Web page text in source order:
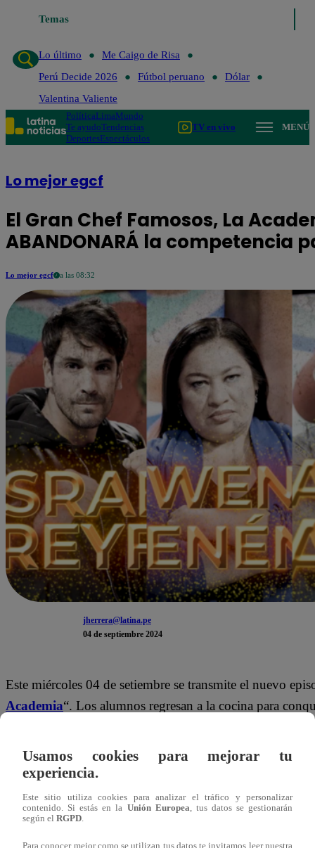
Temas
Lo último Me Caigo de Risa
Lo último
Me Caigo de Risa
Perú Decide 2026
Fútbol peruano
Dólar
Valentina Valiente
PolíticaLimaMundo
Te ayudoTendencias
DeportesEspectáculos
TV en vivo MENÚ
Lo mejor egcf
El Gran Chef Famosos, La
ABANDONARÁ la competencia
Lo mejor egcf a las 08:32
jherrera@latina.pe
04 de septiembre 2024
Este miércoles 04 de setiembre se transmite el nuevo
Academia“. Los alumnos regresan a la cocina para
por vencer.
En el adelanto del episodio
todo de sí , pues pueden abandonar la competencia y el
posible por quedarse.
Usamos cookies para mejorar tu
experiencia.
Este sitio utiliza cookies para analizar el tráfico y personalizar
contenido. Si estás en la Unión Europea , tus datos se gestionarán
según el RGPD
Para conocer mejor como se utilizan tus datos te invitamos leer nuestra